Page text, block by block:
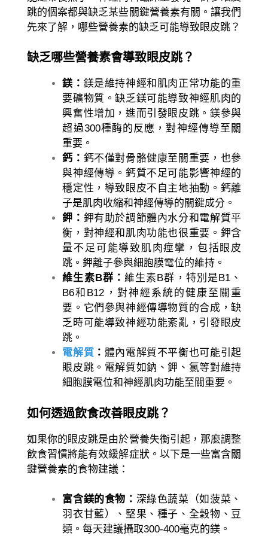
跳的個案都與缺乏某些關鍵營養素有關。讓我們
先來了解，哪些營養素的缺乏可能導致眼皮跳？
缺乏哪些營養素會導致眼皮跳？
鎂： 鎂是維持神經和肌肉正常功能的重
要礦物質。缺乏鎂可能導致神經肌肉的
興奮性增加，進而引發眼皮跳。鎂參與
超過300種酶的反應，對神經傳導至關
重要。
鈣： 鈣不僅對骨骼健康至關重要，也參
與神經傳導。鈣質不足可能影響神經的
穩定性，導致眼皮不自主地抽動。鈣離
子是肌肉收縮和神經傳導的關鍵成分。
鉀： 鉀有助於調節體內水分和電解質平
衡，對神經和肌肉功能也很重要。鉀含
量不足可能導致肌肉痙攣，包括眼皮
跳。鉀離子參與細胞膜電位的維持。
維生素B群：維生素B群，特別是B1、
B6和B12，對神經系統的健康至關重
要。它們參與神經傳導物質的合成，缺
乏時可能導致神經功能紊亂，引發眼皮
跳。
電解質 ： 體內電解質不平衡也可能引起
眼皮跳。電解質如鈉、鉀、氯等對維持
細胞膜電位和神經肌肉功能至關重要。
如何透過飲食改善眼皮跳？
如果你的眼皮跳是由於營養失衡引起，那麼調整
飲食習慣將能有效緩解症狀。以下是一些富含關
鍵營養素的食物建議：
富含鎂的食物： 深綠色蔬菜（如菠菜、
羽衣甘藍）、堅果、種子、全穀物、豆
類。每天建議攝取300-400毫克的鎂。